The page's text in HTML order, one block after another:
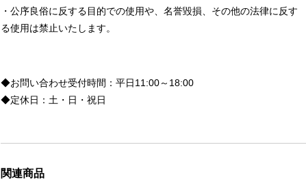
・公序良俗に反する目的での使用や、名誉毀損、その他の法律に反す
る使用は禁止いたします。
◆お問い合わせ受付時間：平日11:00～18:00
◆定休日：土・日・祝日
関連商品